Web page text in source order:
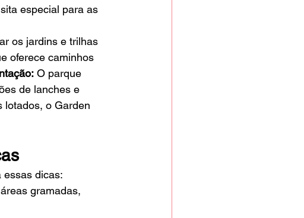
especial para as
os jardins e trilhas
oferece caminhos
O parque
de lanches e
lotados, o Garden
essas dicas:
gramadas,